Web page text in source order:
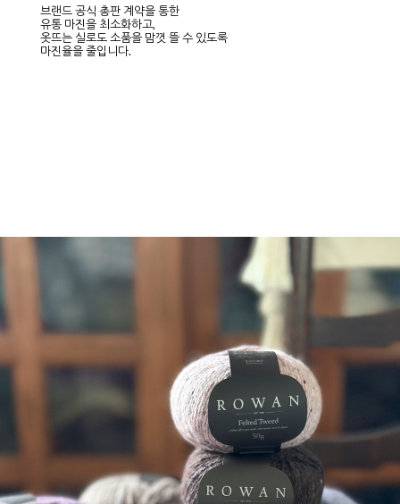
브랜드 공식 총판 계약을 통한
유통 마진을 최소화하고,
옷뜨는 실로도 소품을 맘껏 뜰 수 있도록
마진율을 줄입니다.